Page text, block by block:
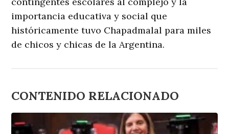
importancia educativa y social que
históricamente tuvo Chapadmalal para miles
de chicos y chicas de la Argentina.
CONTENIDO RELACIONADO